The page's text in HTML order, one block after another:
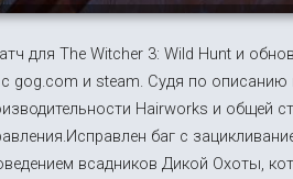
для The Witcher 3: Wild Hunt и
gog.com и steam. Судя по описанию
Hairworks и общей
баг с
всадников Дикой Охоты,